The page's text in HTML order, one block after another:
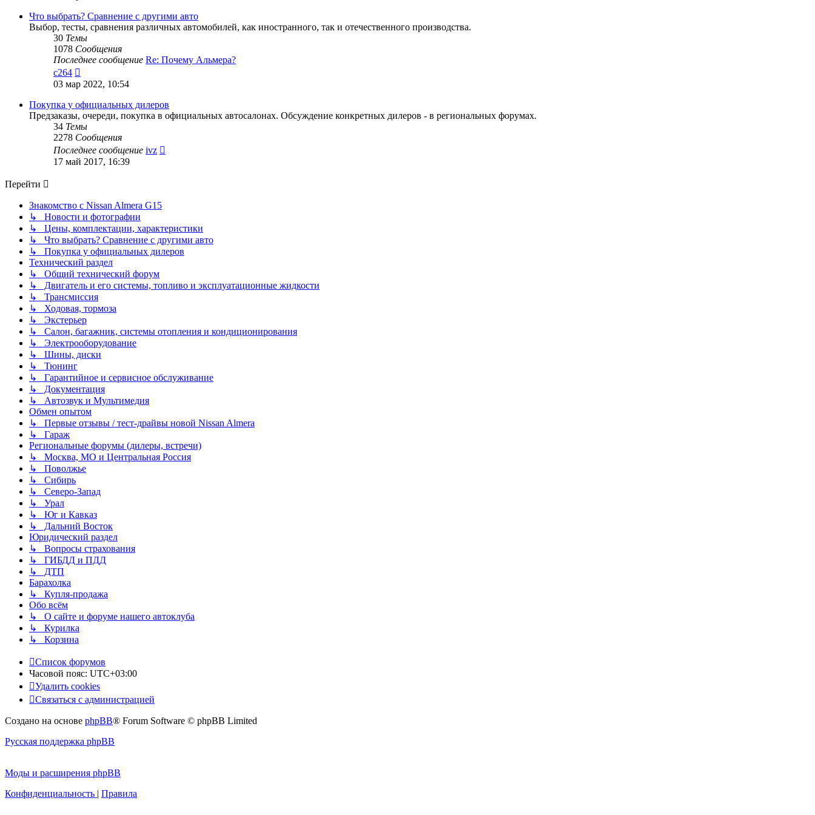
сообщению
Что выбрать? Сравнение с другими авто
Выбор, тесты, сравнения различных автомобилей, как иностранного, так и отечественного производства.
30 Темы
1078 Сообщения
Последнее сообщение Re: Почему Альмера?
c264
к
последнему
сообщению
03 мар 2022, 10:54
Покупка у официальных дилеров
Предзаказы, очереди, покупка в официальных автосалонах. Обсуждение конкретных дилеров - в региональных форумах.
34 Темы
2278 Сообщения
Последнее сообщение ivz
17 май 2017, 16:39
Перейти
Знакомство с Nissan Almera G15
↳ Новости и фотографии
↳ Цены, комплектации, характеристики
↳ Что выбрать? Сравнение с другими авто
↳ Покупка у официальных дилеров
Технический раздел
↳ Общий технический форум
↳ Двигатель и его системы, топливо и эксплуатационные жидкости
↳ Трансмиссия
↳ Ходовая, тормоза
↳ Экстерьер
↳ Салон, багажник, системы отопления и кондиционирования
↳ Электрооборудование
↳ Шины, диски
↳ Тюнинг
↳ Гарантийное и сервисное обслуживание
↳ Документация
↳ Автозвук и Мультимедия
Обмен опытом
↳ Первые отзывы / тест-драйвы новой Nissan Almera
↳ Гараж
Региональные форумы (дилеры, встречи)
↳ Москва, МО и Центральная Россия
↳ Поволжье
↳ Сибирь
↳ Северо-Запад
↳ Урал
↳ Юг и Кавказ
↳ Дальний Восток
Юридический раздел
↳ Вопросы страхования
↳ ГИБДД и ПДД
↳ ДТП
Барахолка
↳ Купля-продажа
Обо всём
↳ О сайте и форуме нашего автоклуба
↳ Курилка
↳ Корзина
Список форумов
Часовой пояс: UTC+03:00
Удалить cookies
Связаться с администрацией
Создано на основе phpBB® Forum Software © phpBB Limited
Русская поддержка phpBB
Моды и расширения phpBB
Конфиденциальность | Правила